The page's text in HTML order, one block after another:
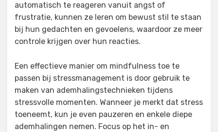
automatisch te reageren vanuit angst of
frustratie, kunnen ze leren om bewust stil te staan
bij hun gedachten en gevoelens, waardoor ze meer
controle krijgen over hun reacties.
Een effectieve manier om mindfulness toe te
passen bij stressmanagement is door gebruik te
maken van ademhalingstechnieken tijdens
stressvolle momenten. Wanneer je merkt dat stress
toeneemt, kun je even pauzeren en enkele diepe
ademhalingen nemen. Focus op het in- en